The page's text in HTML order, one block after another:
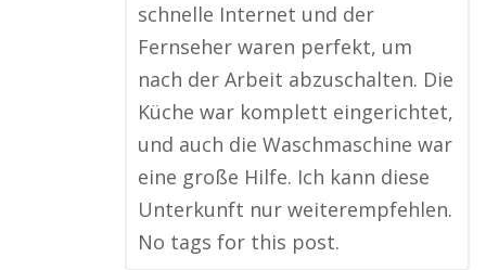
schnelle Internet und der
Fernseher waren perfekt, um
nach der Arbeit abzuschalten. Die
Küche war komplett eingerichtet,
und auch die Waschmaschine war
eine große Hilfe. Ich kann diese
Unterkunft nur weiterempfehlen.
No tags for this post.